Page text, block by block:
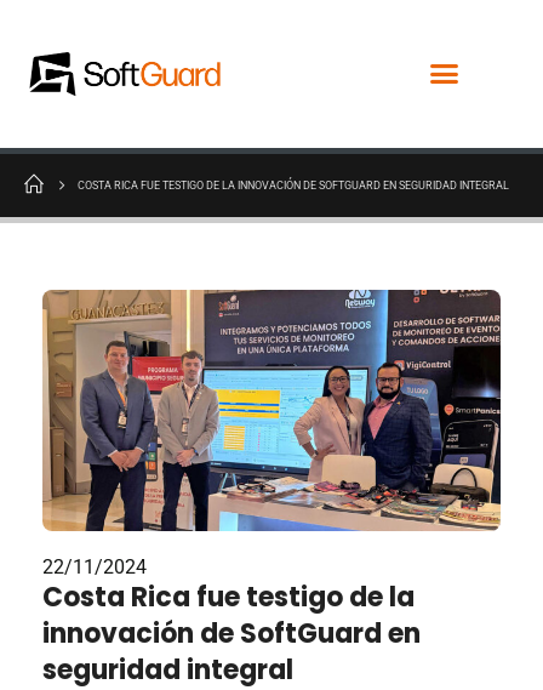
COSTA RICA FUE TESTIGO DE LA INNOVACIÓN DE SOFTGUARD EN SEGURIDAD INTEGRAL
22/11/2024
Costa Rica fue testigo de la
innovación de SoftGuard en
seguridad integral